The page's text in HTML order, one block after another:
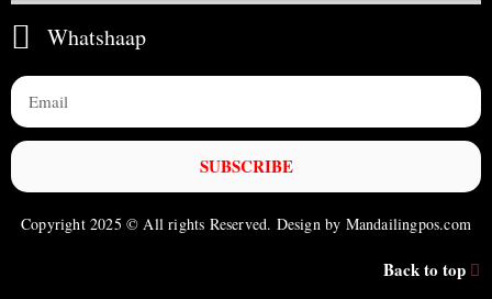
Whatshaap
SUBSCRIBE
Copyright 2025 © All rights Reserved. Design by Mandailingpos.com
Back to top